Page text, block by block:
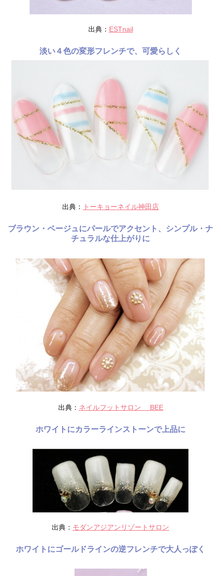
出典： ESTnail
淡い４色の変形フレンチで、可愛らしく
出典： トーキョーネイル神田店
ブラウン・ベージュにパールでアクセント、シンプル・ナ
チュラルな仕上がりに
出典： ネイルフットサロン BEE
ホワイトにカラーラインストーンで上品に
出典： モダンアジアンリゾートサロン
ホワイトにゴールドラインの逆フレンチで大人っぽく